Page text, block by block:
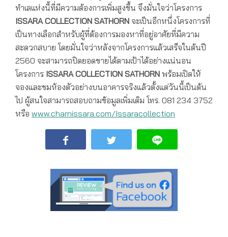
ทำเลแห่งนี้ที่มีความต้องการเพิ่มสูงขึ้น จึงมั่นใจว่าโครงการ
ISSARA COLLECTION SATHORN จะเป็นอีกหนึ่งโครงการที่
เป็นทางเลือกสำหรับผู้ที่ต้องการมองหาที่อยู่อาศัยที่มีความ
สะดวกสบาย โดยมั่นใจว่าหลังจากโครงการแล้วเสร็จในต้นปี
2560 จะสามารถปิดยอดขายได้ตามเป้าได้อย่างแน่นอน
โครงการ ISSARA COLLECTION SATHORN พร้อมเปิดให้
จองและชมห้องตัวอย่างบนอาคารจริงแล้วตั้งแต่วันนี้เป็นต้น
ไป ผู้สนใจสามารถสอบถามข้อมูลเพิ่มเติม โทร. 081 234 3752
หรือ www.charnissara.com/Issaracollection